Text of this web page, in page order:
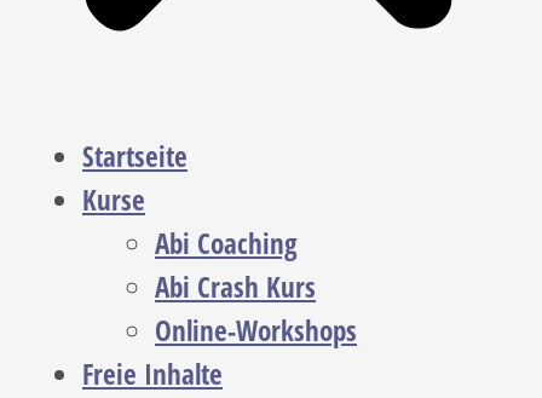
Startseite
Kurse
Abi Coaching
Abi Crash Kurs
Online-Workshops
Freie Inhalte